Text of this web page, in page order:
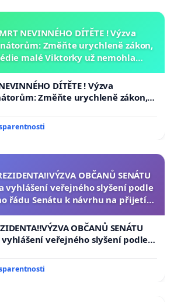
NEVINNÉHO DÍTĚTE ! Výzva
Změňte urychleně zákon,
malé Viktorky už nemohla
DÍTĚTE ! Výzva
Změňte urychleně zákon,
Viktorky už nemohla opakovat!
OBČANŮ SENÁTU
vyhlášení veřejného slyšení podle
řádu Senátu k návrhu na přijetí
republiky
OBČANŮ SENÁTU
vyhlášení veřejného slyšení podle §
Senátu k návrhu na přijetí
ústavní žaloby na prezidenta